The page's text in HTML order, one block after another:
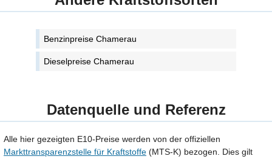
Benzinpreise Chamerau
Dieselpreise Chamerau
Datenquelle und Referenz
Alle hier gezeigten E10-Preise werden von der offiziellen
Markttransparenzstelle für Kraftstoffe (MTS-K) bezogen. Dies gilt